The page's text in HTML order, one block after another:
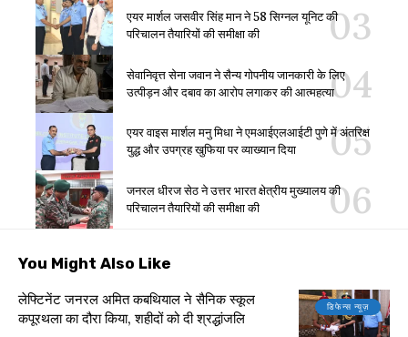
एयर मार्शल जसवीर सिंह मान ने 58 सिग्नल यूनिट की
परिचालन तैयारियों की समीक्षा की
सेवानिवृत्त सेना जवान ने सैन्य गोपनीय जानकारी के लिए
उत्पीड़न और दबाव का आरोप लगाकर की आत्महत्या
एयर वाइस मार्शल मनु मिधा ने एमआईएलआईटी पुणे में अंतरिक्ष
युद्ध और उपग्रह खुफिया पर व्याख्यान दिया
जनरल धीरज सेठ ने उत्तर भारत क्षेत्रीय मुख्यालय की
परिचालन तैयारियों की समीक्षा की
You Might Also Like
डिफेन्स न्यूज़
लेफ्टिनेंट जनरल अमित कबथियाल ने सैनिक स्कूल
कपूरथला का दौरा किया, शहीदों को दी श्रद्धांजलि